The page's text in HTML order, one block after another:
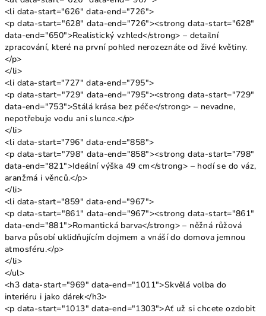
<li data-start="626" data-end="726">
<p data-start="628" data-end="726"><strong data-start="628"
data-end="650">Realistický vzhled</strong> – detailní
zpracování, které na první pohled nerozeznáte od živé květiny.
</p>
</li>
<li data-start="727" data-end="795">
<p data-start="729" data-end="795"><strong data-start="729"
data-end="753">Stálá krása bez péče</strong> – nevadne,
nepotřebuje vodu ani slunce.</p>
</li>
<li data-start="796" data-end="858">
<p data-start="798" data-end="858"><strong data-start="798"
data-end="821">Ideální výška 49 cm</strong> – hodí se do váz,
aranžmá i věnců.</p>
</li>
<li data-start="859" data-end="967">
<p data-start="861" data-end="967"><strong data-start="861"
data-end="881">Romantická barva</strong> – něžná růžová
barva působí uklidňujícím dojmem a vnáší do domova jemnou
atmosféru.</p>
</li>
</ul>
<h3 data-start="969" data-end="1011">Skvělá volba do
interiéru i jako dárek</h3>
<p data-start="1013" data-end="1303">Ať už si chcete ozdobit